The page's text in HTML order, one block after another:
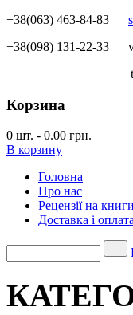
+38(063) 463-84-83
+38(098) 131-22-33
t.me/
Корзина
0 шт. - 0.00 грн.
В корзину
Головна
Про нас
Рецензії на книги
Доставка і